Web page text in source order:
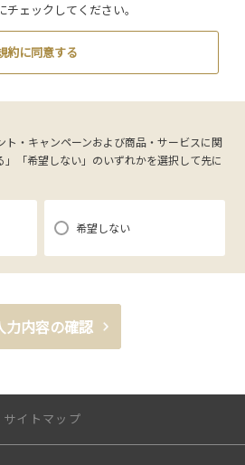
合のリクエスト情報の確認
ために行う、お客様に対する迅速なご連絡
るご連絡）
客様満足向上策などの検討のためのお客
ト環境にてお申込みをお願いします。推奨
ては責任を負いかねますので、あらかじ
ェックしてください。
約に同意する
ト・キャンペーンおよび商品・サービスに関
「希望しない」のいずれかを選択して先に
希望しない
力内容の確認
サイトマップ